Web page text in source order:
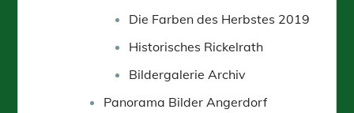
Die Farben des Herbstes 2019
Historisches Rickelrath
Bildergalerie Archiv
Panorama Bilder Angerdorf